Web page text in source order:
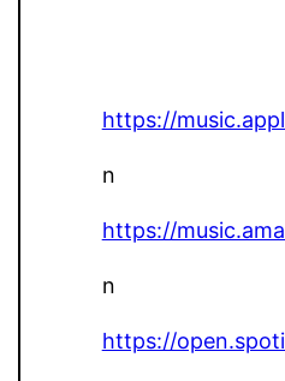
https://
n
https://
n
https://